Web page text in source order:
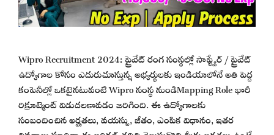
Wipro Recruitment 2024: ప్రైవేట్ రంగ సంస్థల్లో సాఫ్ట్వేర్ / ప్రైవేట్
ఉద్యోగాల కోసం ఎదురుచూస్తున్న అభ్యర్థులకు ఇండియాలోనే అతి పెద్ద
కంపెనీల్లో ఒకటైనటువంటి Wipro సంస్థ నుండిMapping Role భారీ
రిక్రూట్మెంట్ విడుదలకావడం జరిగింది. ఈ ఉద్యోగాలకు
సంబందించిన అర్హతలు, వయస్సు, జీతం, ఎంపిక విధానం, ఇతర